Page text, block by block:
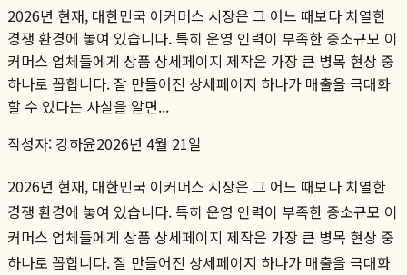
2026년 현재, 대한민국 이커머스 시장은 그 어느 때보다 치열한
경쟁 환경에 놓여 있습니다. 특히 운영 인력이 부족한 중소규모 이
커머스 업체들에게 상품 상세페이지 제작은 가장 큰 병목 현상 중
하나로 꼽힙니다. 잘 만들어진 상세페이지 하나가 매출을 극대화
할 수 있다는 사실을 알면...
작성자: 강하윤2026년 4월 21일
2026년 현재, 대한민국 이커머스 시장은 그 어느 때보다 치열한
경쟁 환경에 놓여 있습니다. 특히 운영 인력이 부족한 중소규모 이
커머스 업체들에게 상품 상세페이지 제작은 가장 큰 병목 현상 중
하나로 꼽힙니다. 잘 만들어진 상세페이지 하나가 매출을 극대화